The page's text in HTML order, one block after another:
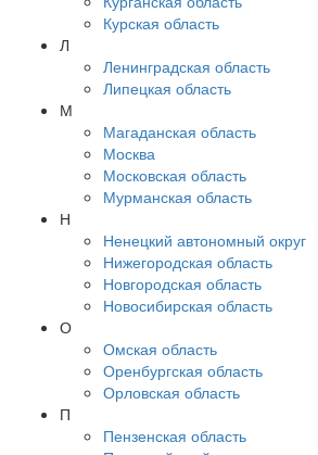
Курская область
Л
Ленинградская область
Липецкая область
М
Магаданская область
Москва
Московская область
Мурманская область
Н
Ненецкий автономный округ
Нижегородская область
Новгородская область
Новосибирская область
О
Омская область
Оренбургская область
Орловская область
П
Пензенская область